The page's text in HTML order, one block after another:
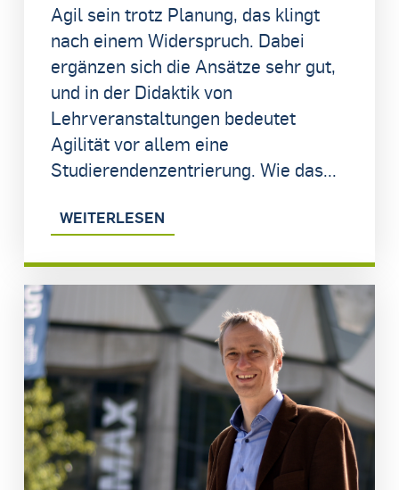
Agil sein trotz Planung, das klingt
nach einem Widerspruch. Dabei
ergänzen sich die Ansätze sehr gut,
und in der Didaktik von
Lehrveranstaltungen bedeutet
Agilität vor allem eine
Studierendenzentrierung. Wie das...
WEITERLESEN